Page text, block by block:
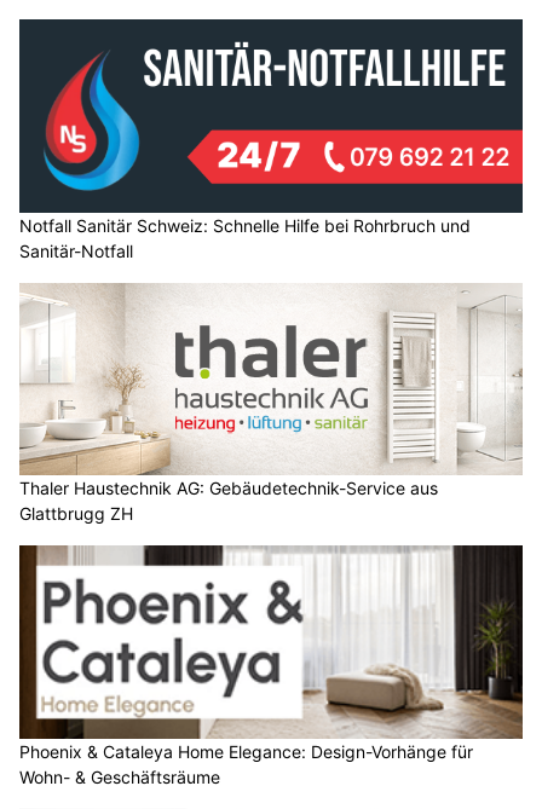
Notfall Sanitär Schweiz: Schnelle Hilfe bei Rohrbruch und
Sanitär-Notfall
Thaler Haustechnik AG: Gebäudetechnik-Service aus
Glattbrugg ZH
Phoenix & Cataleya Home Elegance: Design-Vorhänge für
Wohn- & Geschäftsräume